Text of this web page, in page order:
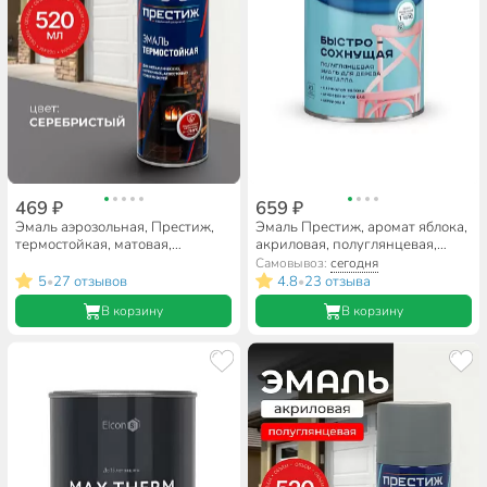
469 ₽
Эмаль аэрозольная, Престиж,
термостойкая, матовая,
5•27 отзывов
В корзину
659 ₽
Эмаль Престиж, аромат яблока,
акриловая, полуглянцевая,
черная, 0.9 кг
Самовывоз: сегодня
4.8•23 отзыва
В корзину